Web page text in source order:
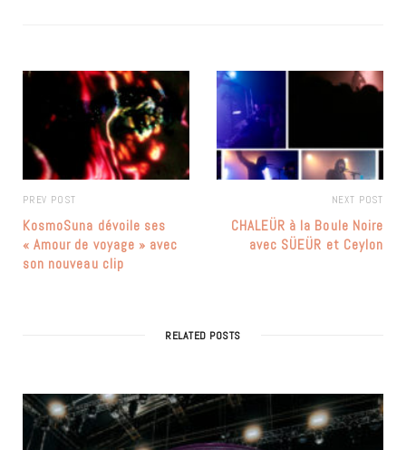
PREV POST
KosmoSuna dévoile ses
« Amour de voyage » avec
son nouveau clip
NEXT POST
CHALEÜR à la Boule Noire
avec SÜEÜR et Ceylon
RELATED POSTS